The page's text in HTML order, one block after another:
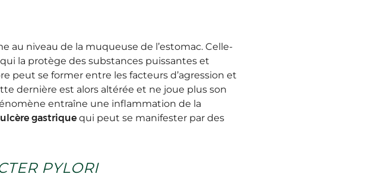
au niveau de la muqueuse de l’estomac. Celle-
la protège des substances puissantes et
peut se former entre les facteurs d’agression et
dernière est alors altérée et ne joue plus son
entraîne une inflammation de la
ulcère gastrique qui peut se manifester par des
PYLORI